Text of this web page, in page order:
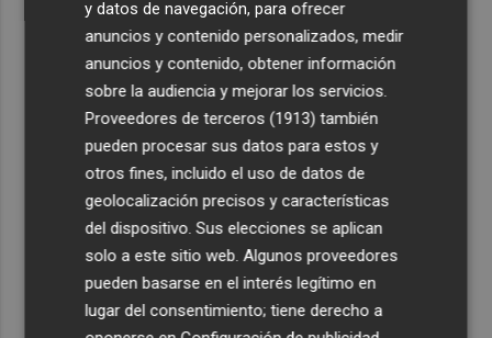
y datos de navegación, para ofrecer
anuncios y contenido personalizados, medir
anuncios y contenido, obtener información
sobre la audiencia y mejorar los servicios.
Proveedores de terceros (1913) también
pueden procesar sus datos para estos y
otros fines, incluido el uso de datos de
geolocalización precisos y características
del dispositivo. Sus elecciones se aplican
solo a este sitio web. Algunos proveedores
pueden basarse en el interés legítimo en
lugar del consentimiento; tiene derecho a